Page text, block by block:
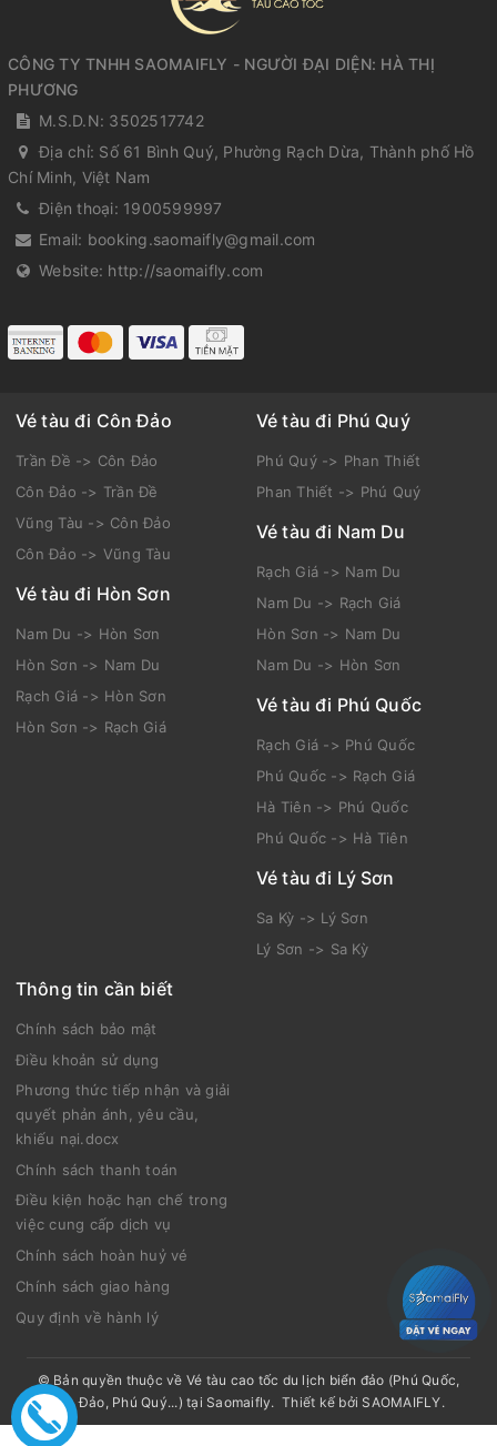
CÔNG TY TNHH SAOMAIFLY - NGƯỜI ĐẠI DIỆN: HÀ THỊ
PHƯƠNG
M.S.D.N: 3502517742
Địa chỉ: Số 61 Bình Quý, Phường Rạch Dừa, Thành phố Hồ
Chí Minh, Việt Nam
Điện thoại: 1900599997
Email: booking.saomaifly@gmail.com
Website: http://saomaifly.com
Vé tàu đi Côn Đảo
Trần Đề -> Côn Đảo
Côn Đảo -> Trần Đề
Vũng Tàu -> Côn Đảo
Côn Đảo -> Vũng Tàu
Vé tàu đi Hòn Sơn
Nam Du -> Hòn Sơn
Hòn Sơn -> Nam Du
Rạch Giá -> Hòn Sơn
Hòn Sơn -> Rạch Giá
Vé tàu đi Phú Quý
Phú Quý -> Phan Thiết
Phan Thiết -> Phú Quý
Vé tàu đi Nam Du
Rạch Giá -> Nam Du
Nam Du -> Rạch Giá
Hòn Sơn -> Nam Du
Nam Du -> Hòn Sơn
Vé tàu đi Phú Quốc
Rạch Giá -> Phú Quốc
Phú Quốc -> Rạch Giá
Hà Tiên -> Phú Quốc
Phú Quốc -> Hà Tiên
Vé tàu đi Lý Sơn
Sa Kỳ -> Lý Sơn
Lý Sơn -> Sa Kỳ
Thông tin cần biết
Chính sách bảo mật
Điều khoản sử dụng
Phương thức tiếp nhận và giải
quyết phản ánh, yêu cầu,
khiếu nại.docx
Chính sách thanh toán
Điều kiện hoặc hạn chế trong
việc cung cấp dịch vụ
Chính sách hoàn huỷ vé
Chính sách giao hàng
Quy định về hành lý
© Bản quyền thuộc về Vé tàu cao tốc du lịch biển đảo (Phú Quốc,
Côn Đảo, Phú Quý...) tại Saomaifly.Thiết kế bởi SAOMAIFLY.